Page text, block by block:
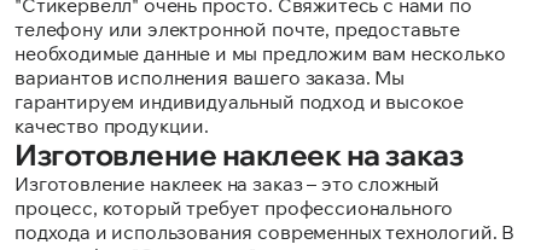
"Стикервелл" очень просто. Свяжитесь с нами по
телефону или электронной почте, предоставьте
необходимые данные и мы предложим вам несколько
вариантов исполнения вашего заказа. Мы
гарантируем индивидуальный подход и высокое
качество продукции.
Изготовление наклеек на заказ
Изготовление наклеек на заказ – это сложный
процесс, который требует профессионального
подхода и использования современных технологий. В